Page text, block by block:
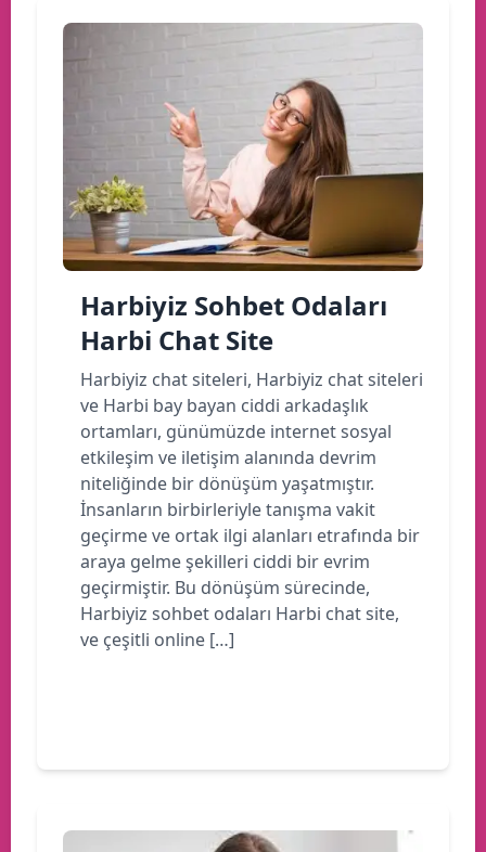
Harbiyiz Sohbet Odaları
Harbi Chat Site
Harbiyiz chat siteleri, Harbiyiz chat siteleri
ve Harbi bay bayan ciddi arkadaşlık
ortamları, günümüzde internet sosyal
etkileşim ve iletişim alanında devrim
niteliğinde bir dönüşüm yaşatmıştır.
İnsanların birbirleriyle tanışma vakit
geçirme ve ortak ilgi alanları etrafında bir
araya gelme şekilleri ciddi bir evrim
geçirmiştir. Bu dönüşüm sürecinde,
Harbiyiz sohbet odaları Harbi chat site,
ve çeşitli online […]